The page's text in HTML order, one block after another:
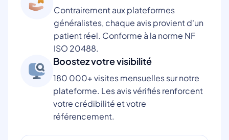
Contrairement aux plateformes
généralistes, chaque avis provient d'un
patient réel. Conforme à la norme NF
ISO 20488.
Boostez votre visibilité
180 000+ visites mensuelles sur notre
plateforme. Les avis vérifiés renforcent
votre crédibilité et votre
référencement.